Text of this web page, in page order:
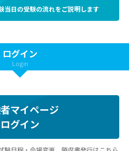
当日の受験の流れをご説明します
ログイン
Login
マイページ
ログイン